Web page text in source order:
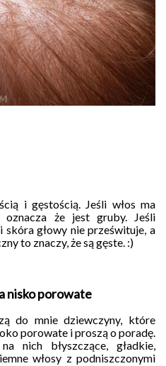
i gęstością. Jeśli włos ma
oznacza że jest gruby. Jeśli
skóra głowy nie prześwituje, a
to znaczy, że są gęste. :)
nisko porowate
do mnie dziewczyny, które
porowate i proszą o poradę.
nich błyszczące, gładkie,
włosy z podniszczonymi